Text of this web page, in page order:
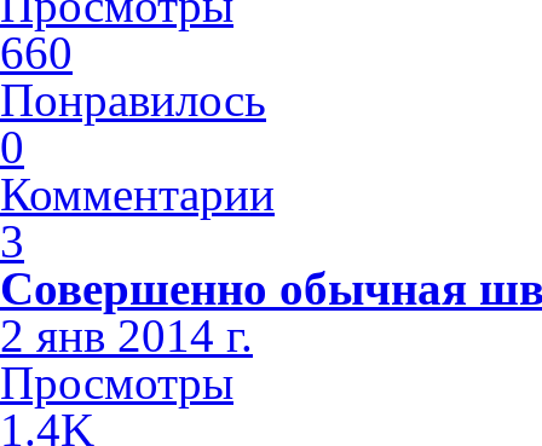
660
Понравилось
0
Комментарии
3
Совершенно обычная
2 янв 2014 г.
Просмотры
1.4K